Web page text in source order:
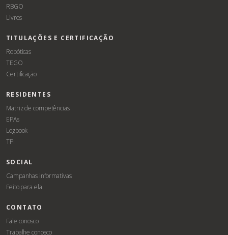
RBGO
Livros
TITULAÇÕES E CERTIFICAÇÃO
Robóticas
TEGO
Certificação
RESIDENTES
Matriz de competências
EPAs
Logbook
TPI
SOCIAL
Campanhas informativas
Feito para ela
CONTATO
Fale conosco
Trabalhe conosco